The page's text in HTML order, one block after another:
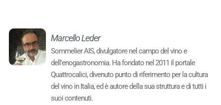
Marcello Leder
Sommelier AIS, divulgatore nel campo del vino e
dell'enogastronomia. Ha fondato nel 2011 il portale
Quattrocalici, divenuto punto di riferimento per la cultura
del vino in Italia, ed è autore della sua struttura e di tutti i
suoi contenuti.